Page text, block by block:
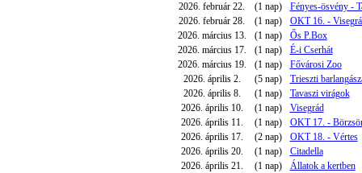
2026. február 22.
(1 nap)
Fényes-ösvény -
2026. február 28.
(1 nap)
OKT 16. -
2026. március 13.
(1 nap)
Ős P.Box
2026. március 17.
(1 nap)
É-i Cserhát
2026. március 19.
(1 nap)
Fővárosi Zoo
2026. április 2.
(5 nap)
Trieszti
2026. április 8.
(1 nap)
Tavaszi virágok
2026. április 10.
(1 nap)
Visegrád
2026. április 11.
(1 nap)
OKT 17. -
2026. április 17.
(2 nap)
OKT 18. - Vértes
2026. április 20.
(1 nap)
Citadella
2026. április 21.
(1 nap)
Állatok a kertben